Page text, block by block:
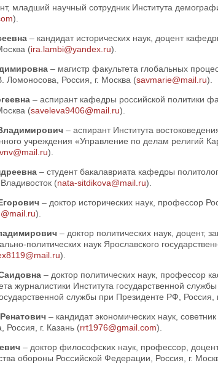
младший научный сотрудник Института
).
– кандидат исторических наук, доцент
(ira.lambi@yandex.ru).
– магистр факультета глобальных
Ломоносова, Россия, г. Москва (savmarie@mail.ru).
– аспирант кафедры российской политики
(saveleva9406@mail.ru).
– аспирант Института
учреждения «Управление по делам религий
).
– студент бакалавриата кафедры
(nata-sitdikova@mail.ru).
– доктор исторических наук, профессор
).
– доктор политических наук, доцент,
политических наук Ярославского
).
– доктор политических наук, профессор
журналистики Института государственной
службы при Президенте РФ, Россия,
– кандидат экономических наук,
Россия, г. Казань (rrt1976@gmail.com).
– доктор философских наук, профессор,
обороны Российской Федерации, Россия, г.